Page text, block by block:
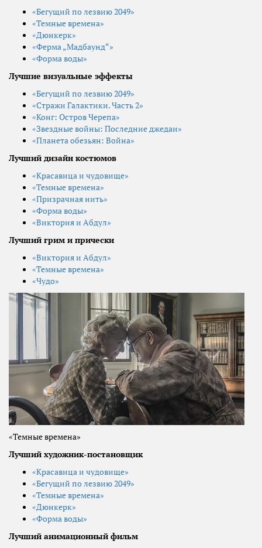
«Бегущий по лезвию 2049»
«Темные времена»
«Дюнкерк»
«Ферма „Мадбаунд“»
«Форма воды»
Лучшие визуальные эффекты
«Бегущий по лезвию 2049»
«Стражи Галактики. Часть 2»
«Конг: Остров Черепа»
«Звездные войны: Последние джедаи»
«Планета обезьян: Война»
Лучший дизайн костюмов
«Красавица и чудовище»
«Темные времена»
«Призрачная нить»
«Форма воды»
«Виктория и Абдул»
Лучший грим и прически
«Виктория и Абдул»
«Темные времена»
«Чудо»
«Темные времена»
Лучший художник-постановщик
«Красавица и чудовище»
«Бегущий по лезвию 2049»
«Темные времена»
«Дюнкерк»
«Форма воды»
Лучший анимационный фильм